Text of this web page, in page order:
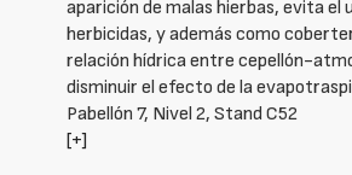
aparición de malas hierbas, evita el
herbicidas, y además como
relación hídrica entre cepellón-
disminuir el efecto de la
Pabellón 7, Nivel 2, Stand C52
[+]